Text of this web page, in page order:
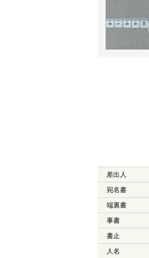
差出人
宛名書
端裏書
事書
書止
人名